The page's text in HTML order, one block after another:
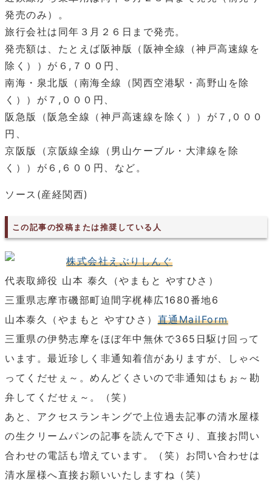
発売のみ）。
旅行会社は同年３月２６日まで発売。
発売額は、たとえば阪神版（阪神全線（神戸高速線を
除く））が６,７００円、
南海・泉北版（南海全線（関西空港駅・高野山を除
く））が７,０００円、
阪急版（阪急全線（神戸高速線を除く））が７,０００
円、
京阪版（京阪線全線（男山ケーブル・大津線を除
く））が６,６００円、など。
ソース(産経関西)
この記事の投稿または推奨している人
株式会社えぶりしんぐ
代表取締役 山本 泰久（やまもと やすひさ）
三重県志摩市磯部町迫間字梶棒広1680番地6
山本泰久（やまもと やすひさ） 直通MailForm
三重県の伊勢志摩をほぼ年中無休で365日駆け回って
います。最近珍しく非通知着信がありますが、しゃべ
ってくだせぇ～。めんどくさいので非通知はもぉ～勘
弁してくだせぇ～。（笑）
あと、アクセスランキングで上位過去記事の清水屋様
の生クリームパンの記事を読んで下さり、直接お問い
合わせの電話も増えています。（笑）お問い合わせは
清水屋様へ直接お願いいたしますね（笑）